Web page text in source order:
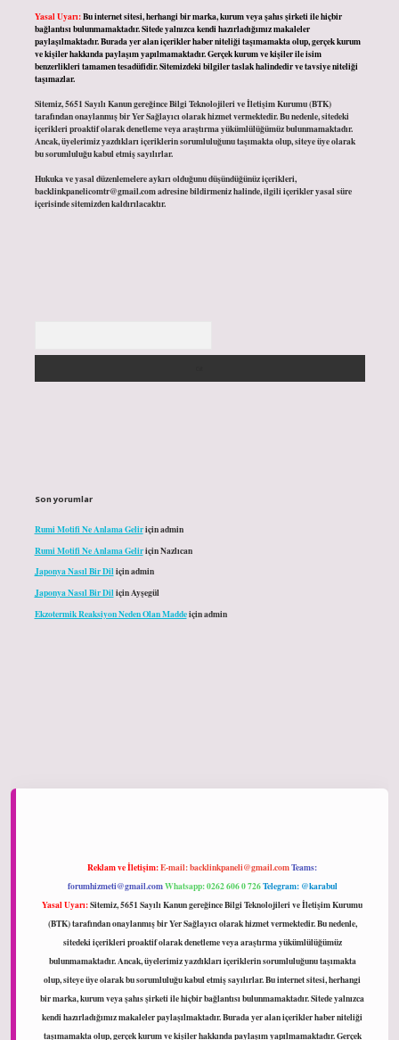
Yasal Uyarı:Bu internet sitesi, herhangi bir marka, kurum veya şahıs şirketi ile hiçbir
bağlantısı bulunmamaktadır. Sitede yalnızca kendi hazırladığımız makaleler
paylaşılmaktadır. Burada yer alan içerikler haber niteliği taşımamakta olup, gerçek kurum
ve kişiler hakkında paylaşım yapılmamaktadır. Gerçek kurum ve kişiler ile isim
benzerlikleri tamamen tesadüfidir. Sitemizdeki bilgiler taslak halindedir ve tavsiye niteliği
taşımazlar.
Sitemiz, 5651 Sayılı Kanun gereğince Bilgi Teknolojileri ve İletişim Kurumu (BTK)
tarafından onaylanmış bir Yer Sağlayıcı olarak hizmet vermektedir. Bu nedenle, sitedeki
içerikleri proaktif olarak denetleme veya araştırma yükümlülüğümüz bulunmamaktadır.
Ancak, üyelerimiz yazdıkları içeriklerin sorumluluğunu taşımakta olup, siteye üye olarak
bu sorumluluğu kabul etmiş sayılırlar.
Hukuka ve yasal düzenlemelere aykırı olduğunu düşündüğünüz içerikleri,
backlinkpanelicomtr@gmail.comadresine bildirmeniz halinde, ilgili içerikler yasal süre
içerisinde sitemizden kaldırılacaktır.
Son yorumlar
Rumi Motifi Ne Anlama Geliriçinadmin
Rumi Motifi Ne Anlama GeliriçinNazlıcan
Japonya Nasıl Bir Diliçinadmin
Japonya Nasıl Bir DiliçinAyşegül
Ekzotermik Reaksiyon Neden Olan Maddeiçinadmin
Reklam ve İletişim:E-mail:backlinkpaneli@gmail.comTeams:
forumhizmeti@gmail.comWhatsapp: 0262 606 0 726Telegram: @karabul
Yasal Uyarı:Sitemiz, 5651 Sayılı Kanun gereğince Bilgi Teknolojileri ve İletişim Kurumu
(BTK) tarafından onaylanmış bir Yer Sağlayıcı olarak hizmet vermektedir. Bu nedenle,
sitedeki içerikleri proaktif olarak denetleme veya araştırma yükümlülüğümüz
bulunmamaktadır. Ancak, üyelerimiz yazdıkları içeriklerin sorumluluğunu taşımakta
olup, siteye üye olarak bu sorumluluğu kabul etmiş sayılırlar. Bu internet sitesi, herhangi
bir marka, kurum veya şahıs şirketi ile hiçbir bağlantısı bulunmamaktadır. Sitede yalnızca
kendi hazırladığımız makaleler paylaşılmaktadır. Burada yer alan içerikler haber niteliği
taşımamakta olup, gerçek kurum ve kişiler hakkında paylaşım yapılmamaktadır. Gerçek